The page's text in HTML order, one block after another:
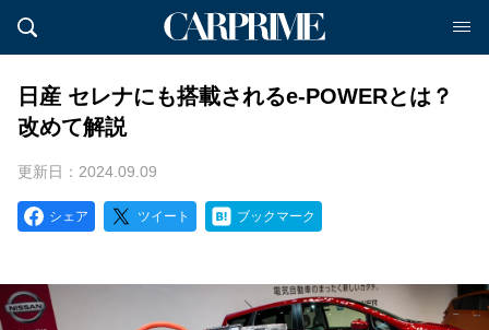
日産 セレナにも搭載されるe-POWERとは？
改めて解説
更新日：2024.09.09
シェア ツイート ブックマーク